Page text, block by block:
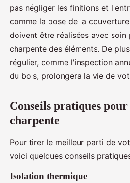
pas négliger les finitions et
comme la pose de la
doivent être réalisées avec
charpente des éléments. De
régulier, comme l'inspection
du bois, prolongera la vie de
Conseils pratiques
charpente
Pour tirer le meilleur parti de
voici quelques conseils
Isolation thermique